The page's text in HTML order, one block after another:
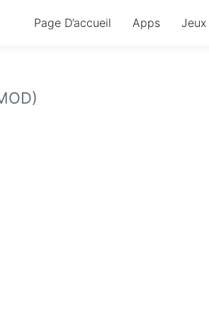
Page D’accueil Apps Jeux